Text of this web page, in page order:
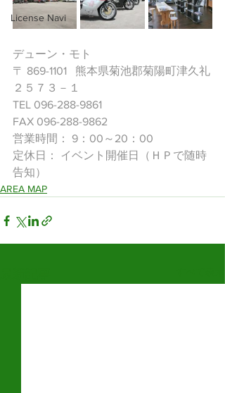
License Navi
デューン・モト
〒 869-1101   熊本県菊池郡菊陽町津久礼
２５７３－１
TEL 096-288-9861
FAX 096-288-9862
営業時間： 9：00～20：00
定休日： イベント開催日（ＨＰで随時
告知）
AREA MAP